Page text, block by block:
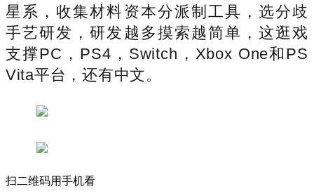
星系，收集材料资本分派制工具，选分歧
手艺研发，研发越多摸索越简单，这逛戏
支撑PC，PS4，Switch，Xbox One和PS
Vita平台，还有中文。
扫二维码用手机看